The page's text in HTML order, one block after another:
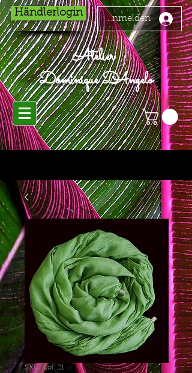
Händlerlogin
Anmelden
Atelier
Dominique D'Angelo
SKU: col. 21